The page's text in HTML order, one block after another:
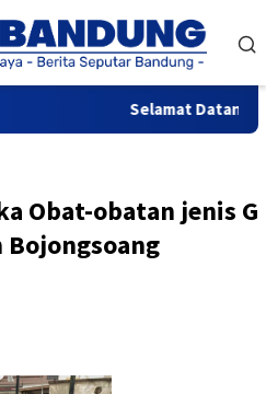
Selamat Datang
Obat-obatan jenis G
Bojongsoang